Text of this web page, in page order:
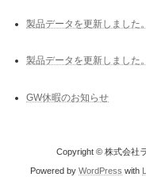
製品データを更新しました。
製品データを更新しました。
GW休暇のお知らせ
Copyright © 株式会社
Powered by WordPress with